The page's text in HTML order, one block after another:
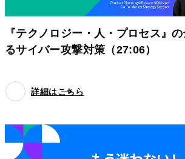
『テクノロジー・人・プロセス』
るサイバー攻撃対策（27:06）
詳細はこちら